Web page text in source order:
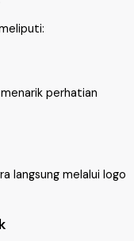
perhatian
langsung melalui logo